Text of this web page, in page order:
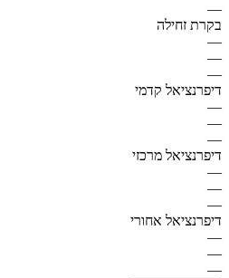
—
בקרת זחילה
—
—
—
דיפרנציאל קדמי
—
—
—
דיפרנציאל מרכזי
—
—
—
דיפרנציאל אחורי
—
—
—